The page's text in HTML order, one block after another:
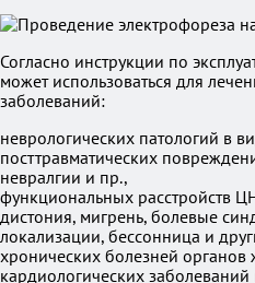
Согласно инструкции по
может использоваться для
заболеваний:
неврологических патологий в
посттравматических
невралгии и пр.,
функциональных расстройств
дистония, мигрень, болевые
локализации, бессонница и
хронических болезней
кардиологических